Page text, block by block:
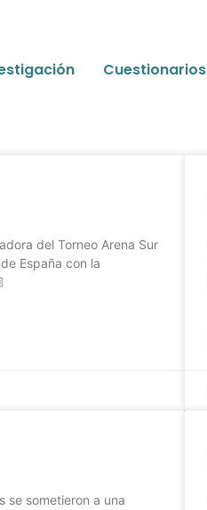
Cuestionarios
del Torneo Arena Sur
España con la
se sometieron a una